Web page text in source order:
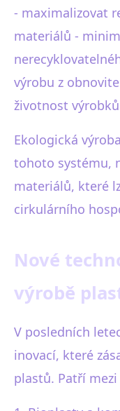
- maximalizovat
materiálů -
výrobu z
životnost výrobků
Ekologická
tohoto systému,
materiálů, které
cirkulárního
Nové
výrobě
V posledních
inovací, které
plastů. Patří mezi